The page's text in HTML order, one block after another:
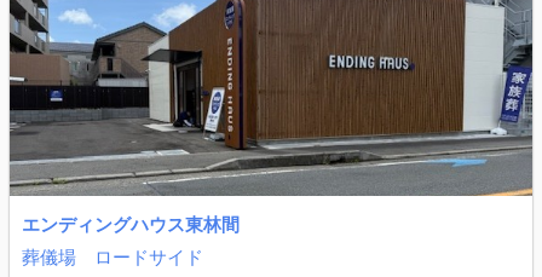
エンディングハウス東林間
葬儀場
ロードサイド